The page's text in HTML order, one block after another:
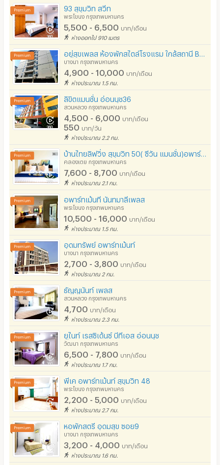
93 สุขุมวิท สวีท
พระโขนง กรุงเทพมหานคร
5,500 - 6,500 บาท/เดือน
ห่างออกไป 910 เมตร
บางนา กรุงเทพมหานคร
4,900 - 10,000 บาท/เดือน
ห่างประมาณ 1.5 กม.
ลิขิตแมนชั่น อ่อนนุช36
สวนหลวง กรุงเทพมหานคร
4,500 - 6,000 บาท/เดือน
550 บาท/วัน
ห่างประมาณ 2.2 กม.
บ้านไทยลิฟวิ่ง สุขุมวิท 50( ซีวัน แมนชั่น)อพาร์ตเม้นต์ ใกล้ BTS อ่อนนุช
คลองเตย กรุงเทพมหานคร
7,600 - 8,700 บาท/เดือน
ห่างประมาณ 2.1 กม.
อพาร์ทเม้นที นันทมาลีเพลส
พระโขนง กรุงเทพมหานคร
10,500 - 16,000 บาท/เดือน
ห่างประมาณ 1.5 กม.
อุดมทรัพย์ อพาร์ทเม้นท์
บางนา กรุงเทพมหานคร
2,700 - 3,800 บาท/เดือน
ห่างประมาณ 2 กม.
ธัญญนันท์ เพลส
สวนหลวง กรุงเทพมหานคร
4,700 บาท/เดือน
ห่างประมาณ 2.3 กม.
ยูไนท์ เรสซิเด้นซ์ บีทีเอส อ่อนนุช
วัฒนา กรุงเทพมหานคร
6,500 - 7,800 บาท/เดือน
ห่างประมาณ 1.7 กม.
พีเค อพาร์ทเม้นท์ สุขุมวิท 48
พระโขนง กรุงเทพมหานคร
2,200 - 5,000 บาท/เดือน
ห่างประมาณ 2.7 กม.
หอพักสตรี อุดมสุข ซอย9
บางนา กรุงเทพมหานคร
3,200 - 4,000 บาท/เดือน
ห่างประมาณ 1.6 กม.